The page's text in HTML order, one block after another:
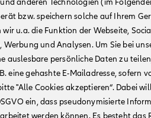
anderen Technologien (im
bzw. speichern solche auf Ihrem
wir u.a. die Funktion der Webseite,
Werbung und Analysen. Um Sie bei
auslesbare persönliche Daten zu
eine gehashte E-Mailadresse, sofern
"Alle Cookies akzeptieren“. Dabei
ein, dass pseudonymisierte
werden können. Es besteht das